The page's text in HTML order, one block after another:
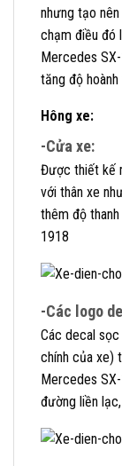
nhưng tạo
chạm điều đó
Mercedes
tăng độ
Hông xe:
-Cửa xe:
Được thiết kế
với thân xe
thêm độ
1918
-Các logo
Các decal sọc
chính của xe)
Mercedes
đường liền